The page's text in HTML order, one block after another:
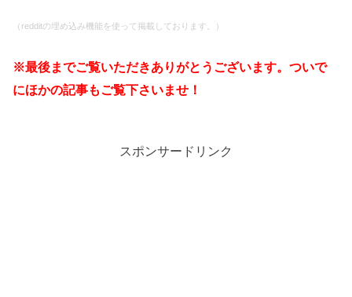
（redditの埋め込み機能を使って掲載しております。）
※最後までご覧いただきありがとうございます。ついで
にほかの記事もご覧下さいませ！
スポンサードリンク